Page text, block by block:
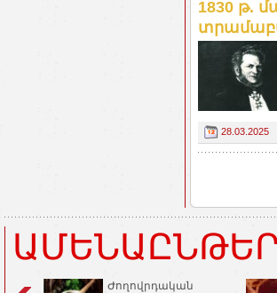
1830 թ.
28.03.2025
Ժողովրդական